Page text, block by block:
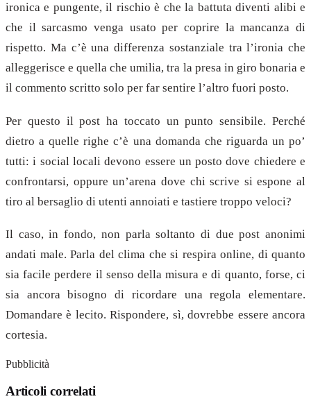
ironica e pungente, il rischio è che la battuta diventi alibi e
che il sarcasmo venga usato per coprire la mancanza di
rispetto. Ma c’è una differenza sostanziale tra l’ironia che
alleggerisce e quella che umilia, tra la presa in giro bonaria e
il commento scritto solo per far sentire l’altro fuori posto.
Per questo il post ha toccato un punto sensibile. Perché
dietro a quelle righe c’è una domanda che riguarda un po’
tutti: i social locali devono essere un posto dove chiedere e
confrontarsi, oppure un’arena dove chi scrive si espone al
tiro al bersaglio di utenti annoiati e tastiere troppo veloci?
Il caso, in fondo, non parla soltanto di due post anonimi
andati male. Parla del clima che si respira online, di quanto
sia facile perdere il senso della misura e di quanto, forse, ci
sia ancora bisogno di ricordare una regola elementare.
Domandare è lecito. Rispondere, sì, dovrebbe essere ancora
cortesia.
Pubblicità
Articoli correlati